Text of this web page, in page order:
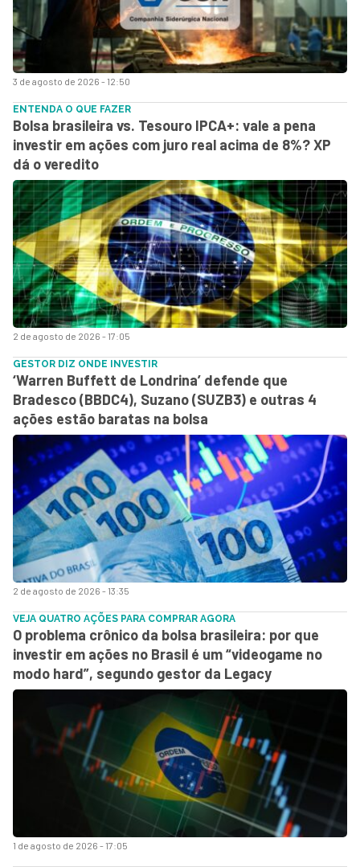
3 de agosto de 2026 - 12:50
2 de agosto de 2026 - 17:05
ENTENDA O QUE FAZER
Bolsa brasileira vs. Tesouro IPCA+: vale a pena
investir em ações com juro real acima de 8%? XP
dá o veredito
2 de agosto de 2026 - 13:35
GESTOR DIZ ONDE INVESTIR
‘Warren Buffett de Londrina’ defende que
Bradesco (BBDC4), Suzano (SUZB3) e outras 4
ações estão baratas na bolsa
1 de agosto de 2026 - 17:05
VEJA QUATRO AÇÕES PARA COMPRAR AGORA
O problema crônico da bolsa brasileira: por que
investir em ações no Brasil é um “videogame no
modo hard”, segundo gestor da Legacy